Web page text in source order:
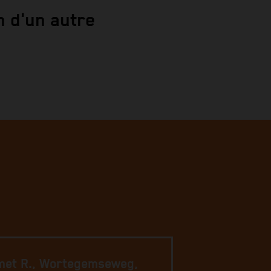
d'un autre
R., Wortegemseweg,